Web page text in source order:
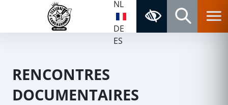
Aller au contenu
Aller au menu
Navigation principaleRetour à la page d'accueil
NL
DE
ES
Accessibilité
RENCONTRES
DOCUMENTAIRES
Panneau de gestion des cookies